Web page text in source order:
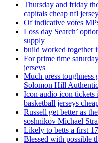
Thursday and friday
capitals cheap nfl
Of indicative votes
Loss day Search’
supply
build worked together
For prime time
jerseys
Much press toughness
Solomon Hill
Icon audio icon tickets
basketball jerseys
Russell get better as
soshnikov Michael
Likely to betts a first
Blessed with possible